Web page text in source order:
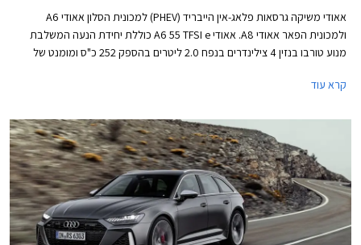
אאודי משיקה גרסאות פלאג-אין הייבריד (PHEV) למכונית הסלון אאודי A6
ולמכונית הפאר אאודי A8. אאודי A6 55 TFSI e כוללת יחידת הנעה המשלבת
מנוע טורבו בנזין 4 צילינדרים בנפח 2.0 ליטרים בהספק 252 כ"ס ומומנט של
מוגבלת ל- 250 קמ"ש. טווח הנסיעה החשמלי בגרסה זו עומד על 53 ק"מ
במהירות של עד 135 קמ"ש. העיצוב החיצוני מקבל את חבילת S ליין
הספורטיבית הכוללת פגושים בעיצוב אגרסיבי, גופי תאורה מסוג LED מטריקס,
חישוקי 19 אינץ', קליפרים אדומים, ומתלים מוקשחים.
קרא עוד